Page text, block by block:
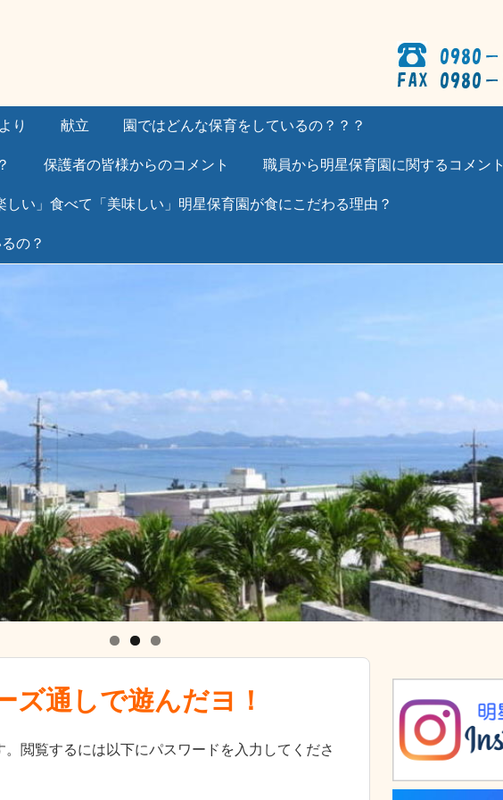
り 献立 園ではどんな保育をしているの？？？
保護者の皆様からのコメント 職員から明星保育園に関するコメント
しい」食べて「美味しい」明星保育園が食にこだわる理由？
の？
通しで遊んだヨ！
閲覧するには以下にパスワードを入力してくださ